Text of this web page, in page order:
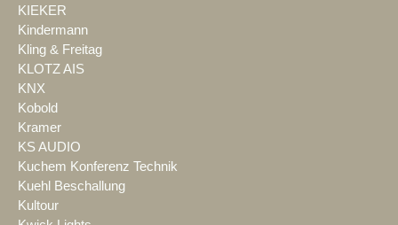
KIEKER
Kindermann
Kling & Freitag
KLOTZ AIS
KNX
Kobold
Kramer
KS AUDIO
Kuchem Konferenz Technik
Kuehl Beschallung
Kultour